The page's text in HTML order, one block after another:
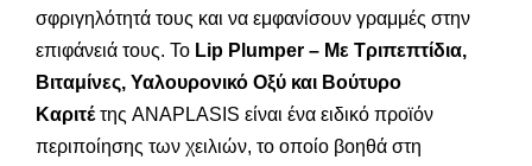
σφριγηλότητά τους και να εμφανίσουν γραμμές στην
επιφάνειά τους. Το Lip Plumper – Με Τριπεπτίδια,
Βιταμίνες, Υαλουρονικό Οξύ και Βούτυρο
Καριτέτης ANAPLASIS είναι ένα ειδικό προϊόν
περιποίησης των χειλιών, το οποίο βοηθά στη